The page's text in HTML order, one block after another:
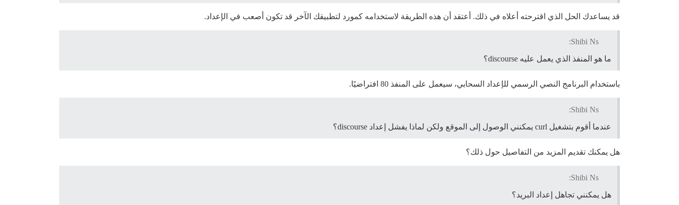
قد يساعدك الحل الذي اقترحته أعلاه في ذلك. أعتقد أن هذه الطريقة لاستخدامه كمورد لتطبيقك الآخر قد تكون أصعب في الإعداد.
Shibi Ns:
ما هو المنفذ الذي يعمل عليه discourse؟
باستخدام البرنامج النصي الرسمي للإعداد السحابي، سيعمل على المنفذ 80 افتراضيًا.
Shibi Ns:
عندما أقوم بتشغيل curl يمكنني الوصول إلى الموقع ولكن لماذا يفشل إعداد discourse؟
هل يمكنك تقديم المزيد من التفاصيل حول ذلك؟
Shibi Ns:
هل يمكنني تجاهل إعداد البريد؟